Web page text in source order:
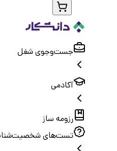
جست‌و‌جوی شغل
آکادمی
رزومه ساز
تست‌های